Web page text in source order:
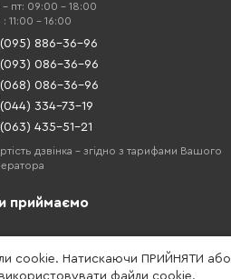
- пт: 09:00 - 18:00
: 11:00 - 16:00
(095) 886-36-96
(093) 086-36-96
(068) 086-36-96
(044) 334-73-19
(063) 435-51-21
дзвінка – згідно з тарифами Вашого
приймаємо
cookie. Натискаючи ПРИЙНЯТИ або
файли cookie.